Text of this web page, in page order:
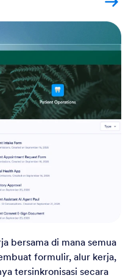
bersama di mana semua
formulir, alur kerja,
tersinkronisasi secara